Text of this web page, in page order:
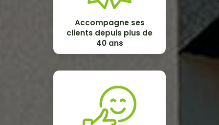
Accompagne ses
clients depuis plus de
40 ans